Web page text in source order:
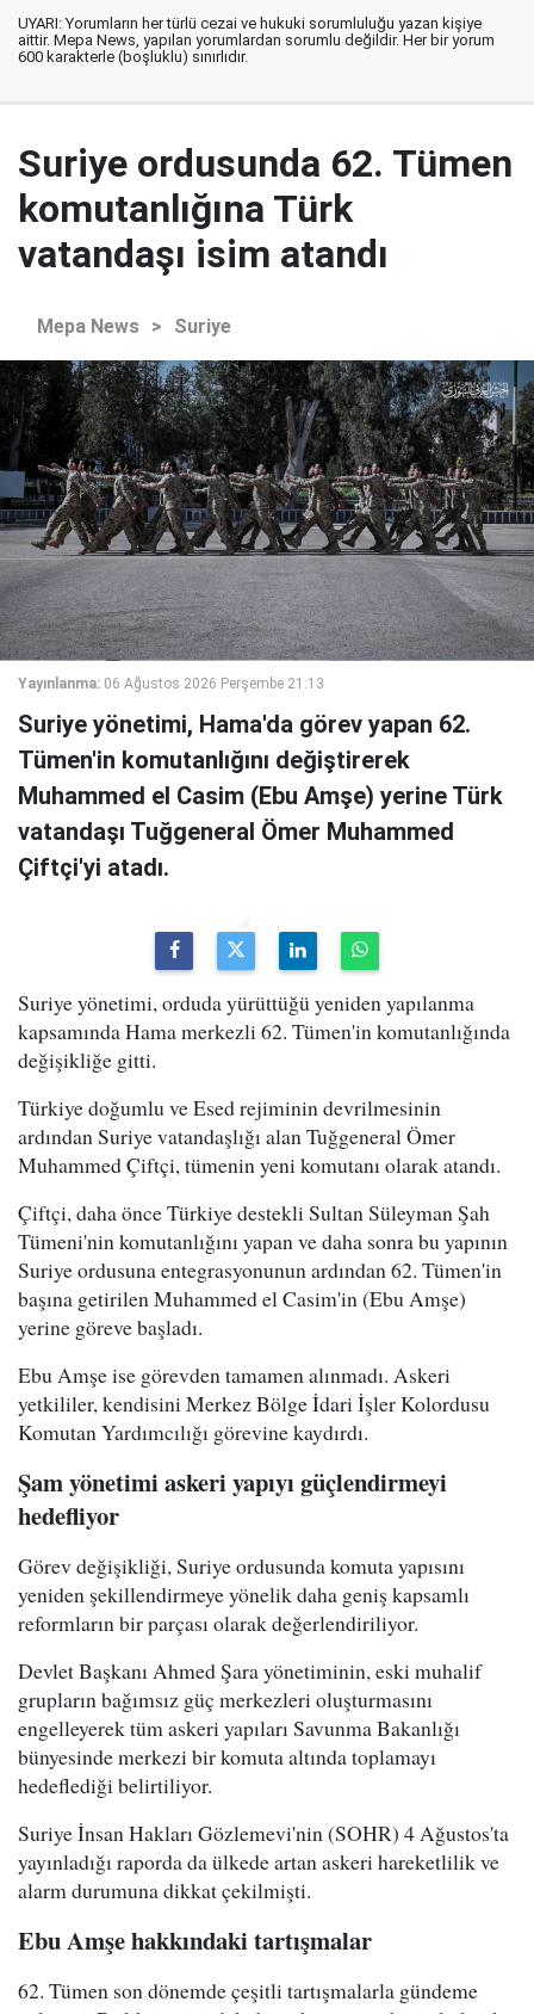
UYARI: Yorumların her türlü cezai ve hukuki sorumluluğu yazan kişiye
aittir. Mepa News, yapılan yorumlardan sorumlu değildir. Her bir yorum
600 karakterle (boşluklu) sınırlıdır.
Suriye ordusunda 62. Tümen
komutanlığına Türk
vatandaşı isim atandı
Mepa News > Suriye
Yayınlanma: 06 Ağustos 2026 Perşembe 21:13
Suriye yönetimi, Hama'da görev yapan 62.
Tümen'in komutanlığını değiştirerek
Muhammed el Casim (Ebu Amşe) yerine Türk
vatandaşı Tuğgeneral Ömer Muhammed
Çiftçi'yi atadı.
Suriye yönetimi, orduda yürüttüğü yeniden yapılanma
kapsamında Hama merkezli 62. Tümen'in komutanlığında
değişikliğe gitti.
Türkiye doğumlu ve Esed rejiminin devrilmesinin
ardından Suriye vatandaşlığı alan Tuğgeneral Ömer
Muhammed Çiftçi, tümenin yeni komutanı olarak atandı.
Çiftçi, daha önce Türkiye destekli Sultan Süleyman Şah
Tümeni'nin komutanlığını yapan ve daha sonra bu yapının
Suriye ordusuna entegrasyonunun ardından 62. Tümen'in
başına getirilen Muhammed el Casim'in (Ebu Amşe)
yerine göreve başladı.
Ebu Amşe ise görevden tamamen alınmadı. Askeri
yetkililer, kendisini Merkez Bölge İdari İşler Kolordusu
Komutan Yardımcılığı görevine kaydırdı.
Şam yönetimi askeri yapıyı güçlendirmeyi
hedefliyor
Görev değişikliği, Suriye ordusunda komuta yapısını
yeniden şekillendirmeye yönelik daha geniş kapsamlı
reformların bir parçası olarak değerlendiriliyor.
Devlet Başkanı Ahmed Şara yönetiminin, eski muhalif
grupların bağımsız güç merkezleri oluşturmasını
engelleyerek tüm askeri yapıları Savunma Bakanlığı
bünyesinde merkezi bir komuta altında toplamayı
hedeflediği belirtiliyor.
Suriye İnsan Hakları Gözlemevi'nin (SOHR) 4 Ağustos'ta
yayınladığı raporda da ülkede artan askeri hareketlilik ve
alarm durumuna dikkat çekilmişti.
Ebu Amşe hakkındaki tartışmalar
62. Tümen son dönemde çeşitli tartışmalarla gündeme